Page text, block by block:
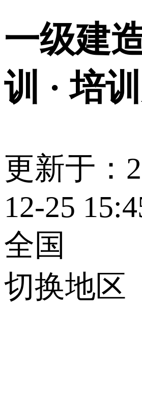
一级建
训 · 培
更新于：
12-25
全国
切换地区